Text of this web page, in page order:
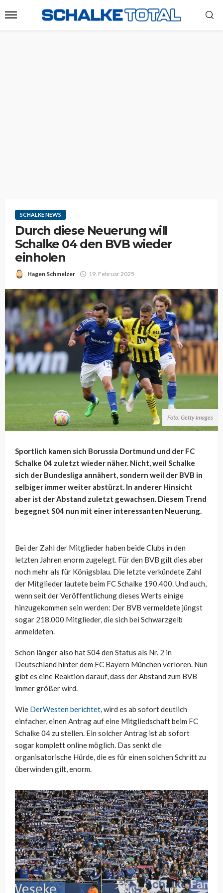
SCHALKE NEWS
Durch diese Neuerung will
Schalke 04 den BVB wieder
einholen
Hagen Schmelzer 19. Februar 2025
Foto: Getty Images
Sportlich kamen sich Borussia Dortmund und der FC
Schalke 04 zuletzt wieder näher. Nicht, weil Schalke
sich der Bundesliga annähert, sondern weil der BVB in
selbiger immer weiter abstürzt. In anderer Hinsicht
aber ist der Abstand zuletzt gewachsen. Diesem Trend
begegnet S04 nun mit einer interessanten Neuerung.
Bei der Zahl der Mitglieder haben beide Clubs in den
letzten Jahren enorm zugelegt. Für den BVB gilt dies aber
noch mehr als für Königsblau. Die letzte verkündete Zahl
der Mitglieder lautete beim FC Schalke 190.400. Und auch,
wenn seit der Veröffentlichung dieses Werts einige
hinzugekommen sein werden: Der BVB vermeldete jüngst
sogar 218.000 Mitglieder, die sich bei Schwarzgelb
anmeldeten.
Schon länger also hat S04 den Status als Nr. 2 in
Deutschland hinter dem FC Bayern München verloren. Nun
gibt es eine Reaktion darauf, dass der Abstand zum BVB
immer größer wird.
Wie DerWesten berichtet, wird es ab sofort deutlich
einfacher, einen Antrag auf eine Mitgliedschaft beim FC
Schalke 04 zu stellen. Ein solcher Antrag ist ab sofort
sogar komplett online möglich. Das senkt die
organisatorische Hürde, die es für einen solchen Schritt zu
überwinden gilt, enorm.